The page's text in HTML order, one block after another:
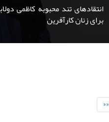
انتقادهای تند محبوبه کاظمی
برای زنان کارآفرین
««